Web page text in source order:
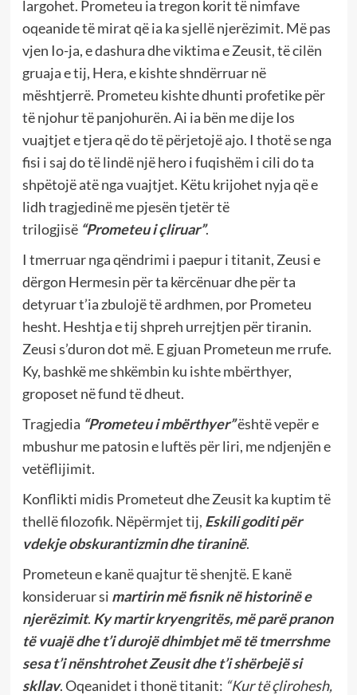
largohet. Prometeu ia tregon korit të nimfave
oqeanide të mirat që ia ka sjellë njerëzimit. Më pas
vjen Io-ja, e dashura dhe viktima e Zeusit, të cilën
gruaja e tij, Hera, e kishte shndërruar në
mështjerrë. Prometeu kishte dhunti profetike për
të njohur të panjohurën. Ai ia bën me dije Ios
vuajtjet e tjera që do të përjetojë ajo. I thotë se nga
fisi i saj do të lindë një hero i fuqishëm i cili do ta
shpëtojë atë nga vuajtjet. Këtu krijohet nyja që e
lidh tragjedinë me pjesën tjetër të
trilogjisë “Prometeu i çliruar”.
I tmerruar nga qëndrimi i paepur i titanit, Zeusi e
dërgon Hermesin për ta kërcënuar dhe për ta
detyruar t’ia zbulojë të ardhmen, por Prometeu
hesht. Heshtja e tij shpreh urrejtjen për tiranin.
Zeusi s’duron dot më. E gjuan Prometeun me rrufe.
Ky, bashkë me shkëmbin ku ishte mbërthyer,
groposet në fund të dheut.
Tragjedia “Prometeu i mbërthyer”është vepër e
mbushur me patosin e luftës për liri, me ndjenjën e
vetëflijimit.
Konflikti midis Prometeut dhe Zeusit ka kuptim të
thellë filozofik. Nëpërmjet tij, Eskili goditi për
vdekje obskurantizmin dhe tiraninë.
Prometeun e kanë quajtur të shenjtë. E kanë
konsideruar si martirin më fisnik në historinë e
njerëzimit. Ky martir kryengritës, më parë pranon
të vuajë dhe t’i durojë dhimbjet më të tmerrshme
sesa t’i nënshtrohet Zeusit dhe t’i shërbejë si
skllav. Oqeanidet i thonë titanit: “Kur të çlirohesh,